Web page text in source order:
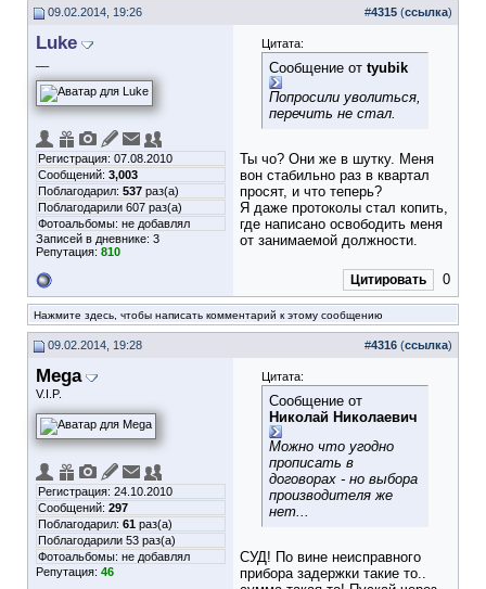
09.02.2014, 19:26 #4315 (ссылка)
Luke
Регистрация: 07.08.2010
Сообщений: 3,003
Поблагодарил: 537 раз(а)
Поблагодарили 607 раз(а)
Фотоальбомы: не добавлял
Записей в дневнике: 3
Репутация: 810
Цитата:
Сообщение от tyubik
Попросили уволиться,
перечить не стал.
Ты чо? Они же в шутку. Меня
вон стабильно раз в квартал
просят, и что теперь?
Я даже протоколы стал копить,
где написано освободить меня
от занимаемой должности.
Цитировать 0
Нажмите здесь, чтобы написать комментарий к этому сообщению
09.02.2014, 19:28 #4316 (ссылка)
Mega
V.I.P.
Регистрация: 24.10.2010
Сообщений: 297
Поблагодарил: 61 раз(а)
Поблагодарили 53 раз(а)
Фотоальбомы: не добавлял
Репутация: 46
Цитата:
Сообщение от
Николай Николаевич
Можно что угодно
прописать в
договорах - но выбора
производителя же
нет...
СУД! По вине неисправного
прибора задержки такие то..